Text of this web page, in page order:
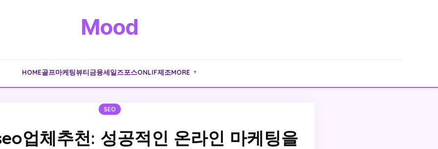
Mood
HOME골프마케팅뷰티금융세일즈포스ONLIF제조MORE ▼
SEO
업체추천: 성공적인 온라인 마케팅을